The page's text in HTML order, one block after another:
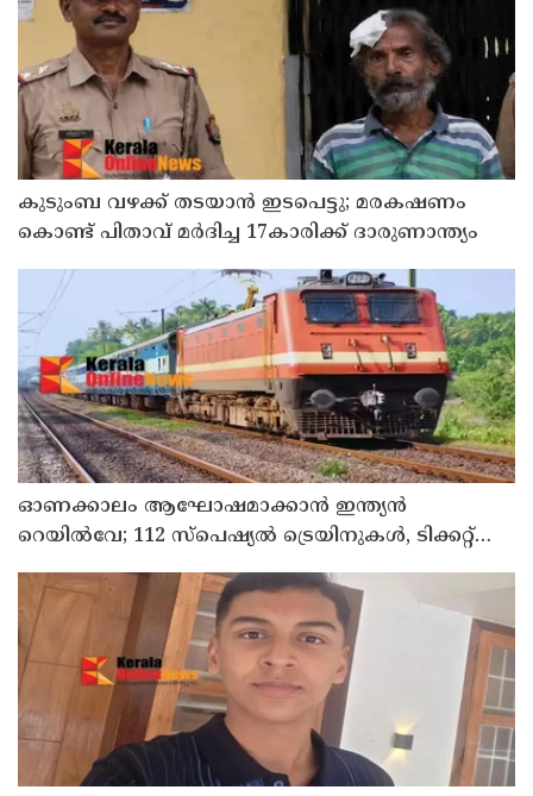
കുടുംബ വഴക്ക് തടയാന്‍ ഇടപെട്ടു; മരകഷണം
കൊണ്ട് പിതാവ് മർദിച്ച 17കാരിക്ക് ദാരുണാന്ത്യം
ഓണക്കാലം ആഘോഷമാക്കാൻ ഇന്ത്യൻ
റെയിൽവേ; 112 സ്പെഷ്യൽ ട്രെയിനുകൾ, ടിക്കറ്റ്
ബുക്കിംഗുകൾ ഉടൻ ആരംഭിക്കും